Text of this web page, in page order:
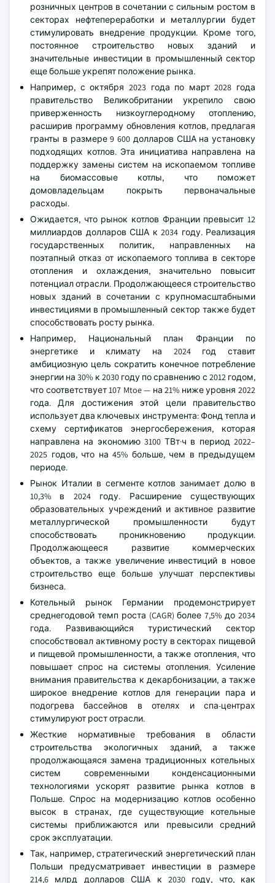
розничных центров в сочетании с сильным ростом в
секторах нефтепереработки и металлургии будет
стимулировать внедрение продукции. Кроме того,
постоянное строительство новых зданий и
значительные инвестиции в промышленный сектор
еще больше укрепят положение рынка.
Например, с октября 2023 года по март 2028 года
правительство Великобритании укрепило свою
приверженность низкоуглеродному отоплению,
расширив программу обновления котлов, предлагая
гранты в размере 9 600 долларов США на установку
подходящих котлов. Эта инициатива направлена на
поддержку замены систем на ископаемом топливе
на биомассовые котлы, что поможет
домовладельцам покрыть первоначальные
расходы.
Ожидается, что рынок котлов Франции превысит 12
миллиардов долларов США к 2034 году. Реализация
государственных политик, направленных на
поэтапный отказ от ископаемого топлива в секторе
отопления и охлаждения, значительно повысит
потенциал отрасли. Продолжающееся строительство
новых зданий в сочетании с крупномасштабными
инвестициями в промышленный сектор также будет
способствовать росту рынка.
Например, Национальный план Франции по
энергетике и климату на 2024 год ставит
амбициозную цель сократить конечное потребление
энергии на 30% к 2030 году по сравнению с 2012 годом,
что соответствует 107 Mtoe — на 21% ниже уровня 2022
года. Для достижения этой цели правительство
использует два ключевых инструмента: Фонд тепла и
схему сертификатов энергосбережения, которая
направлена на экономию 3100 ТВт·ч в период 2022–
2025 годов, что на 45% больше, чем в предыдущем
периоде.
Рынок Италии в сегменте котлов занимает долю в
10,3% в 2024 году. Расширение существующих
образовательных учреждений и активное развитие
металлургической промышленности будут
способствовать проникновению продукции.
Продолжающееся развитие коммерческих
объектов, а также увеличение инвестиций в новое
строительство еще больше улучшат перспективы
бизнеса.
Котельный рынок Германии продемонстрирует
среднегодовой темп роста (CAGR) более 7,5% до 2034
года. Развивающийся туристический сектор
способствовал активному росту в секторах пищевой
и пищевой промышленности, а также отопления, что
повышает спрос на системы отопления. Усиление
внимания правительства к декарбонизации, а также
широкое внедрение котлов для генерации пара и
подогрева бассейнов в отелях и спа-центрах
стимулируют рост отрасли.
Жесткие нормативные требования в области
строительства экологичных зданий, а также
продолжающаяся замена традиционных котельных
систем современными конденсационными
технологиями ускорят развитие рынка котлов в
Польше. Спрос на модернизацию котлов особенно
высок в странах, где существующие котельные
системы приближаются или превысили средний
срок эксплуатации.
Так, например, стратегический энергетический план
Польши предусматривает инвестиции в размере
214,6 млрд долларов США к 2030 году, что, как